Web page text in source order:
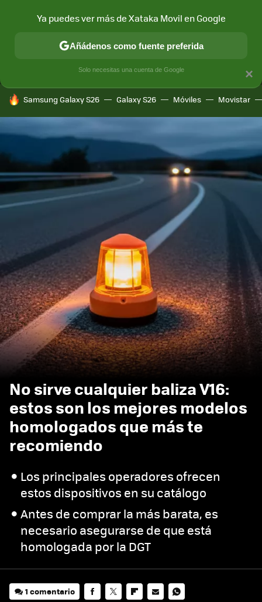
MÓVIL Y SOCIEDAD APLICACIONES
HOY SE HABLA DE
Samsung Galaxy S26 Galaxy S26 Móviles Movistar
No sirve cualquier baliza V16:
estos son los mejores modelos
homologados que más te
recomiendo
Los principales operadores ofrecen
estos dispositivos en su catálogo
Antes de comprar la más barata, es
necesario asegurarse de que está
homologada por la DGT
1 comentario
×
Ya puedes ver más de Xataka Movil en Google
Añádenos como fuente preferida
Solo necesitas una cuenta de Google